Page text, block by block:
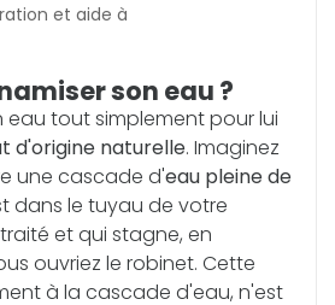
et aide à
son eau ?
eau tout simplement pour lui
d'origine naturelle. Imaginez
une cascade d'eau pleine de
dans le tuyau de votre
et qui stagne, en
ouvriez le robinet. Cette
à la cascade d'eau, n'est